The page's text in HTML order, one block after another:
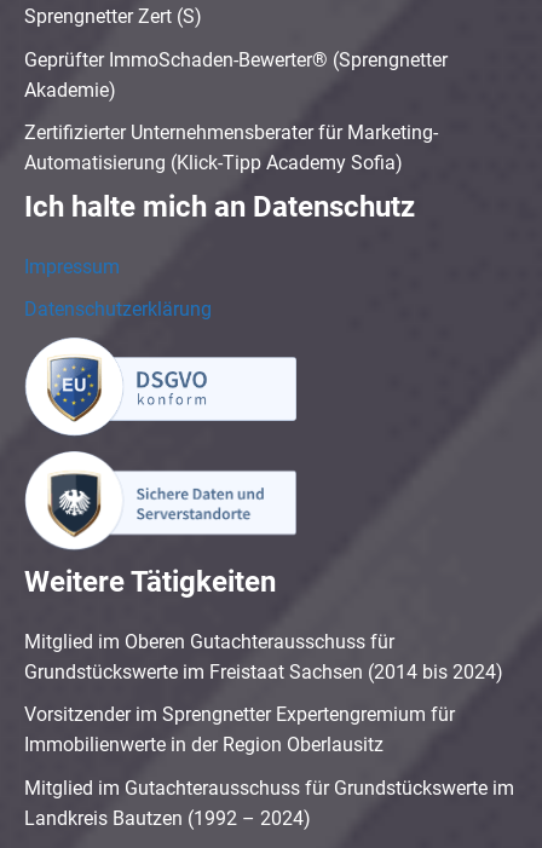
Sprengnetter Zert (S)
Geprüfter ImmoSchaden-Bewerter® (Sprengnetter
Akademie)
Zertifizierter Unternehmensberater für Marketing-
Automatisierung (Klick-Tipp Academy Sofia)
Ich halte mich an Datenschutz
Impressum
Datenschutzerklärung
Weitere Tätigkeiten
Mitglied im Oberen Gutachterausschuss für
Grundstückswerte im Freistaat Sachsen (2014 bis 2024)
Vorsitzender im Sprengnetter Expertengremium für
Immobilienwerte in der Region Oberlausitz
Mitglied im Gutachterausschuss für Grundstückswerte im
Landkreis Bautzen (1992 – 2024)